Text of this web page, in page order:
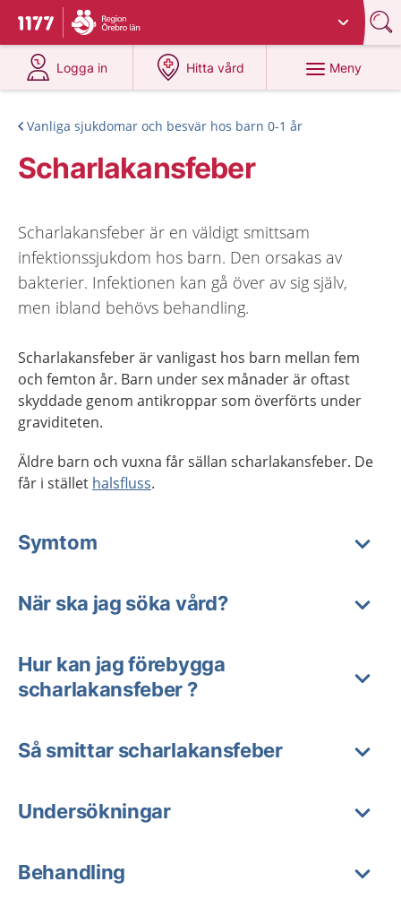
Till startsidan för 1177
Du har valt region
Logga in
på 1177.se
Hitta vård
på 1177.se
Meny
Vanliga sjukdomar och besvär hos barn 0-1 år
Scharlakansfeber
Scharlakansfeber är en väldigt smittsam
infektionssjukdom hos barn. Den orsakas av
bakterier. Infektionen kan gå över av sig själv,
men ibland behövs behandling.
Scharlakansfeber är vanligast hos barn mellan fem
och femton år. Barn under sex månader är oftast
skyddade genom antikroppar som överförts under
graviditeten.
Äldre barn och vuxna får sällan scharlakansfeber. De
får i stället halsfluss.
Symtom
När ska jag söka vård?
Hur kan jag förebygga
scharlakansfeber ?
Så smittar scharlakansfeber
Undersökningar
Behandling